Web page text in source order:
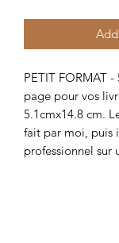
PETIT FORMAT
page pour vos
5.1cmx14.8 cm.
fait par moi, puis
professionnel sur